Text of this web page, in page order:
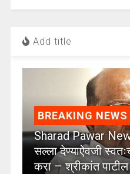
Add title
BREAKING NEWS
Sharad Pawar
सल्ला देण्याऐवजी
करा – श्रीकांत पाटील